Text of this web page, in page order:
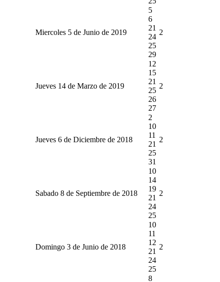
Miercoles 5 de Junio de 2019
5
6
21
24
25
29
2
Jueves 14 de Marzo de 2019
12
15
21
25
26
27
2
Jueves 6 de Diciembre de 2018
2
10
11
21
25
31
2
Sabado 8 de Septiembre de 2018
10
14
19
21
24
25
2
Domingo 3 de Junio de 2018
10
11
12
21
24
25
2
8